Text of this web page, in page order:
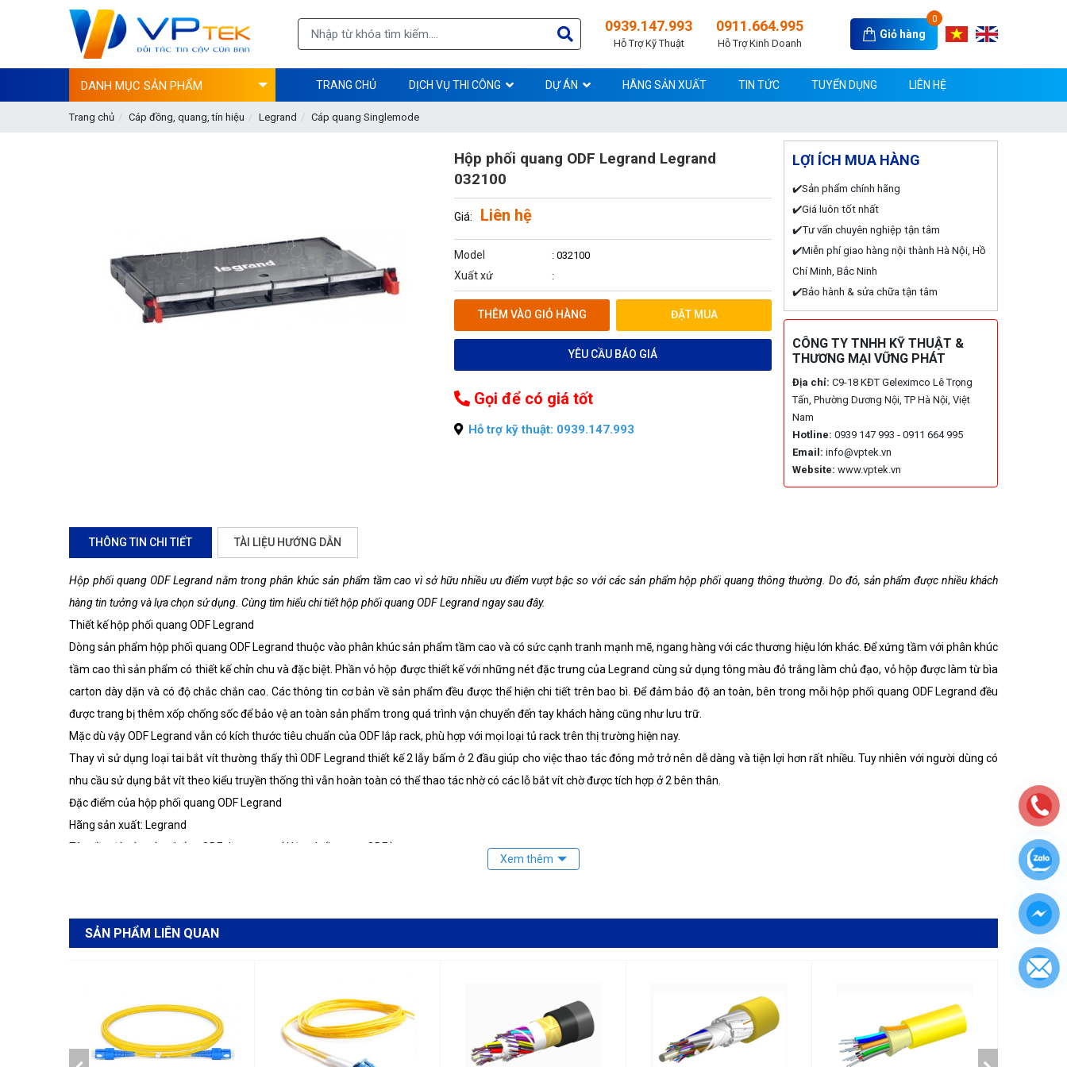
0939.147.993
Hỗ Trợ Kỹ Thuật
0911.664.995
Hỗ Trợ Kinh Doanh
0
Giỏ hàng
DANH MỤC SẢN PHẨM TRANG CHỦ DỊCH VỤ THI CÔNG DỰ ÁN HÃNG SẢN XUẤT TIN TỨC TUYỂN DỤNG LIÊN HỆ
Trang chủ Cáp đồng, quang, tín hiệu Legrand Cáp quang Singlemode
Hộp phối quang ODF Legrand Legrand
032100
Giá: Liên hệ
Model : 032100
Xuất xứ :
THÊM VÀO GIỎ HÀNG ĐẶT MUA
YÊU CẦU BÁO GIÁ
Gọi để có giá tốt
Hỗ trợ kỹ thuật: 0939.147.993
LỢI ÍCH MUA HÀNG
✔️Sản phẩm chính hãng
✔️Giá luôn tốt nhất
✔️Tư vấn chuyên nghiệp tận tâm
✔️Miễn phí giao hàng nội thành Hà Nội, Hồ
Chí Minh, Bắc Ninh
✔️Bảo hành & sửa chữa tận tâm
CÔNG TY TNHH KỸ THUẬT &
THƯƠNG MẠI VỮNG PHÁT
Địa chỉ: C9-18 KĐT Geleximco Lê Trọng
Tấn, Phường Dương Nội, TP Hà Nội, Việt
Nam
Hotline: 0939 147 993 - 0911 664 995
Email: info@vptek.vn
Website: www.vptek.vn
THÔNG TIN CHI TIẾT TÀI LIỆU HƯỚNG DẪN
Hộp phối quang ODF Legrand nằm trong phân khúc sản phẩm tầm cao vì sở hữu nhiều ưu điểm vượt bậc so với các sản phẩm hộp phối quang thông thường. Do đó, sản phẩm được nhiều khách
hàng tin tưởng và lựa chọn sử dụng. Cùng tìm hiểu chi tiết hộp phối quang ODF Legrand ngay sau đây.
Thiết kế hộp phối quang ODF Legrand
Dòng sản phẩm hộp phối quang ODF Legrand thuộc vào phân khúc sản phẩm tầm cao và có sức cạnh tranh mạnh mẽ, ngang hàng với các thương hiệu lớn khác. Để xứng tầm với phân khúc
tầm cao thì sản phẩm có thiết kế chỉn chu và đặc biệt. Phần vỏ hộp được thiết kế với những nét đặc trưng của Legrand cùng sử dụng tông màu đỏ trắng làm chủ đạo, vỏ hộp được làm từ bìa
carton dày dặn và có độ chắc chắn cao. Các thông tin cơ bản về sản phẩm đều được thể hiện chi tiết trên bao bì. Để đảm bảo độ an toàn, bên trong mỗi hộp phối quang ODF Legrand đều
được trang bị thêm xốp chống sốc để bảo vệ an toàn sản phẩm trong quá trình vận chuyển đến tay khách hàng cũng như lưu trữ.
Mặc dù vậy ODF Legrand vẫn có kích thước tiêu chuẩn của ODF lắp rack, phù hợp với mọi loại tủ rack trên thị trường hiện nay.
Thay vì sử dụng loại tai bắt vít thường thấy thì ODF Legrand thiết kế 2 lẫy bấm ở 2 đầu giúp cho việc thao tác đóng mở trở nên dễ dàng và tiện lợi hơn rất nhiều. Tuy nhiên với người dùng có
nhu cầu sử dụng bắt vít theo kiểu truyền thống thì vẫn hoàn toàn có thể thao tác nhờ có các lỗ bắt vít chờ được tích hợp ở 2 bên thân.
Đặc điểm của hộp phối quang ODF Legrand
Hãng sản xuất: Legrand
Tên đầy đủ của sản phẩm: ODF dạng trượt ( Hộp phối quang ODF )
Trọng lượng: 2kg
Phụ kiện: Khay hàn quang, ống co nhiệt, dây hàn quang, Adapter, dây thít, ốc vít.
Phía bên trong khu vực làm việc có 2 khay điều hướng cáp được tích hợp sẵn dạng hình tròn khác biệt giúp không gian làm việc luôn gọn gàng, khoa học, các khay hoàn toàn có thể tháo rời
để lắp khay hàn quang để sử dụng. Còn phía đằng sau cũng có các lỗ chờ cáp vào giống như các sản phẩm ODF thông dụng hiện nay. Giống như các sản phẩm cao cấp như ODF Alantek và
SẢN PHẨM LIÊN QUAN